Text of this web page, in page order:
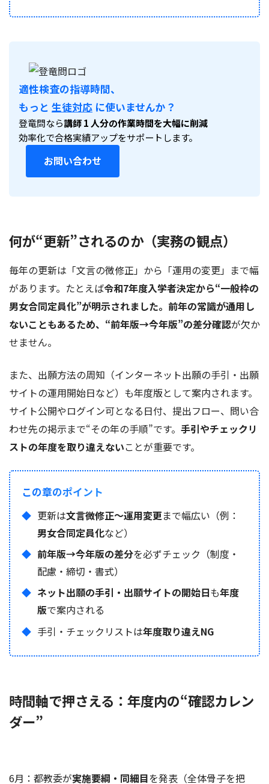
適性検査の指導時間、
もっと 生徒対応 に使いませんか？
登竜問なら講師 1 人分の作業時間を大幅に削減
効率化で合格実績アップをサポートします。
お問い合わせ
何が“更新”されるのか（実務の観点）
毎年の更新は「文言の微修正」から「運用の変更」まで幅
があります。たとえば令和7年度入学者決定から“一般枠の
男女合同定員化”が明示されました。前年の常識が通用し
ないこともあるため、“前年版→今年版”の差分確認が欠か
せません。
また、出願方法の周知（インターネット出願の手引・出願
サイトの運用開始日など）も年度版として案内されます。
サイト公開やログイン可となる日付、提出フロー、問い合
わせ先の掲示まで“その年の手順”です。 手引やチェックリ
ストの年度を取り違えないことが重要です。
この章のポイント
更新は文言微修正〜運用変更まで幅広い（例：
男女合同定員化など）
前年版→今年版の差分を必ずチェック（制度・
配慮・締切・書式）
ネット出願の手引・出願サイトの開始日も年度
版で案内される
手引・チェックリストは年度取り違えNG
時間軸で押さえる：年度内の“確認カレン
ダー”
6月：都教委が実施要綱・同細目を発表（全体骨子を把